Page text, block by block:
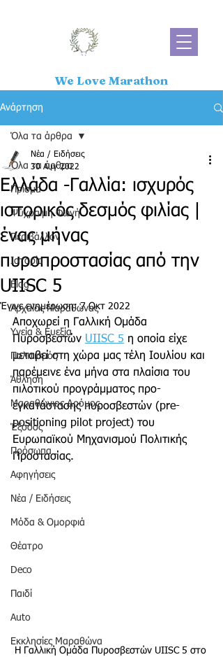
We Love Marathon
Ανάρτηση
Όλα τα άρθρα
Πρίσμα
Ψύχραιμη Φωνή
Περιβάλλον
Ιστορία
Blog
Αρχαίος Μαραθώνας
Υγεία & Ευεξία
Πολιτισμός
Άθληση
Μαραθώνιος Δρόμος
Έξοδος
Πρόσωπα
Αφηγήσεις
Νέα / Ειδήσεις
Μόδα & Ομορφιά
Θέατρο
Deco
Παιδί
Auto
Εκκλησίες Μαραθώνα
Όλα τα άρθρα
Ελλάδα -Γαλλία: ισχυρός
ιστορικός δεσμός φιλίας |
ένας μήνας
πυροπροστασίας από την
UIISC 5
Νέα / Ειδήσεις
30 Αυγ 2022
Έγινε ενημέρωση:7 Οκτ 2022
Αποχωρεί η Γαλλική Ομάδα
Πυροσβεστών UIISC 5 η οποία είχε
μεταβεί στη χώρα μας τέλη Ιουλίου και
παρέμεινε ένα μήνα στα πλαίσια του
πιλοτικού προγράμματος προ-
εγκατάστασης πυροσβεστών (pre-
positioning pilot project) του
Ευρωπαϊκού Μηχανισμού Πολιτικής
Προστασίας.
Η Γαλλική Ομάδα Πυροσβεστών UIISC 5 στο